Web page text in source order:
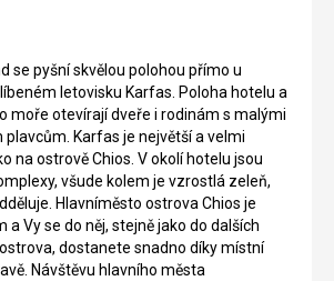
se pyšní skvělou polohou přímo u
letovisku Karfas. Poloha hotelu a
moře otevírají dveře i rodinám s malými
plavcům. Karfas je největší a velmi
na ostrově Chios. V okolí hotelu jsou
všude kolem je vzrostlá zeleň,
Hlavníměsto ostrova Chios je
a Vy se do něj, stejně jako do dalších
dostanete snadno díky místní
Návštěvu hlavního města